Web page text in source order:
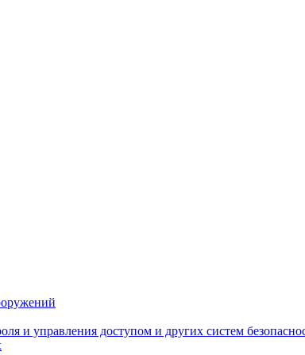
и управления доступом и других систем